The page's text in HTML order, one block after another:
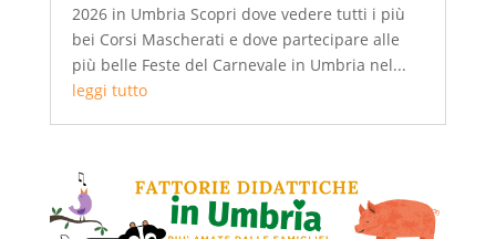
2026 in Umbria Scopri dove vedere tutti i più
bei Corsi Mascherati e dove partecipare alle
più belle Feste del Carnevale in Umbria nel...
leggi tutto